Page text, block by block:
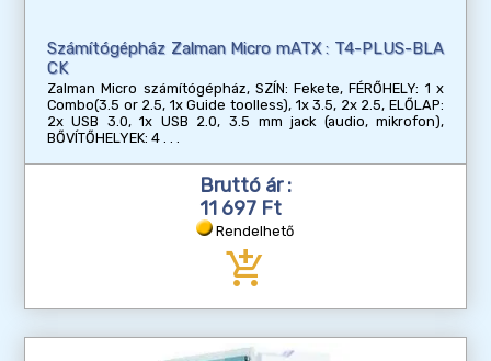
Számítógépház Zalman Micro mATX : T4-PLUS-BLA
CK
Zalman Micro számítógépház, SZÍN: Fekete, FÉRŐHELY: 1 x
Combo(3.5 or 2.5, 1x Guide toolless), 1x 3.5, 2x 2.5, ELŐLAP:
2x USB 3.0, 1x USB 2.0, 3.5 mm jack (audio, mikrofon),
BŐVÍTŐHELYEK: 4
Bruttó ár :
11 697 Ft
Rendelhető
add_shopping_cart